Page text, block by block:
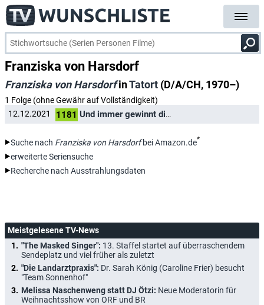
Franziska von Harsdorf
Franziska von HarsdorfinTatort (D/A/CH, 1970–)
1 Folge (ohne Gewähr auf Vollständigkeit)
12.12.2021
1181 Und immer gewinnt die Nacht
Suche nach Franziska von Harsdorfbei Amazon.de*
erweiterte Seriensuche
Recherche nach Ausstrahlungsdaten
Meistgelesene TV-News
"The Masked Singer": 13. Staffel startet auf überraschendem
Sendeplatz und viel früher als zuletzt
"Die Landarztpraxis": Dr. Sarah König (Caroline Frier) besucht
"Team Sonnenhof"
Melissa Naschenweng statt DJ Ötzi: Neue Moderatorin für
Weihnachtsshow von ORF und BR